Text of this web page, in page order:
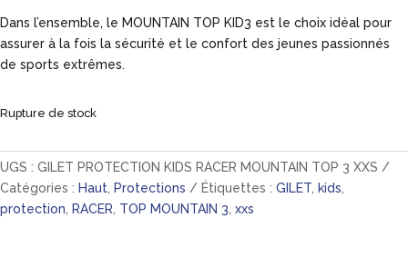
Dans l’ensemble, le MOUNTAIN TOP KID3 est le choix idéal pour
assurer à la fois la sécurité et le confort des jeunes passionnés
de sports extrêmes.
Rupture de stock
UGS : GILET PROTECTION KIDS RACER MOUNTAIN TOP 3 XXS
Catégories : Haut, Protections Étiquettes : GILET, kids,
protection, RACER, TOP MOUNTAIN 3, xxs